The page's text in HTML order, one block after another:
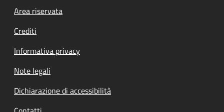
Footer menu
Area riservata
Crediti
Informativa privacy
Note legali
Dichiarazione di accessibilità